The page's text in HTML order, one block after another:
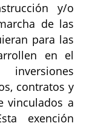
y/o
de las
para las
en el
contratos y
vinculados a
exención